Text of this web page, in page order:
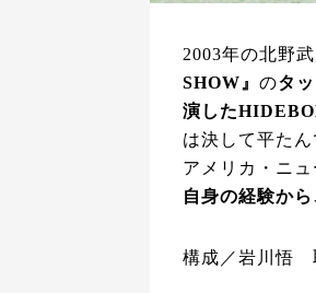
2003年の北野
SHOW』 のタ
演した
は決して平た
アメリカ・ニ
自身の経験か
構成／岩川悟